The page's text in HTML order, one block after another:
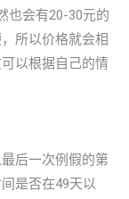
也会有20-30元的
所以价格就会相
以根据自己的情
后一次例假的第
是否在49天以